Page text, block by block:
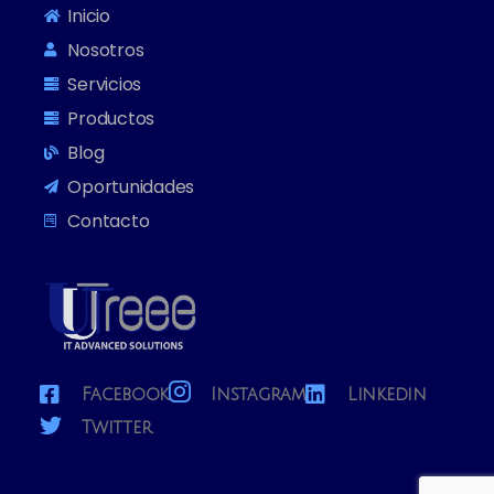
Inicio
Nosotros
Servicios
Productos
Blog
Oportunidades
Contacto
Facebook Instagram
Linkedin
Twitter